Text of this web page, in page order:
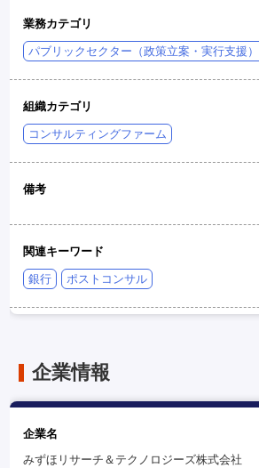
業務カテゴリ
パブリックセクター（政策立案・実行支援）
組織カテゴリ
コンサルティングファーム
備考
関連キーワード
銀行 ポストコンサル
企業情報
企業名
みずほリサーチ＆テクノロジーズ株式会社